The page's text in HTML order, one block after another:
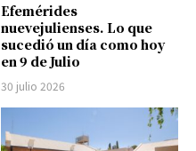
Efemérides
nuevejulienses. Lo que
sucedió un día como hoy
en 9 de Julio
30 julio 2026